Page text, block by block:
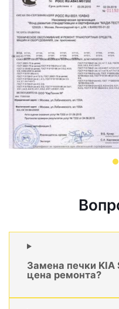
Замена печки KIA
цена ремонта?